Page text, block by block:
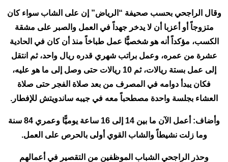
وقال الراجحي بحسب صحيفة “الرياض” إن على الشاب سواء كان
متزوجاً أو أعزبا أن لا يدخر جهداً في العمل والصبر على مشقة
الكسب، مؤكداً أنه هو شخصيًّا عمل طباخاً منذ أن كان في الحادية
عشرة من عمره، وعمل براتب شهري قدره ريال واحد، ثم انتقل
إلى عمل بستة ريالات، ثم 10 ريالات حتى وصل إلى ما هو عليه،
فكان يبدأ دوامه في المصرف من بعد صلاة الفجر حتى صلاة
العشاء بجلسة واحدة مصطحباً معه في جيبه ساندويتش للإفطار.
وأضاف: أعمل الآن ما بين 14 إلى 16 ساعة يوميًّا وعمري 84 سنة
وما زلت نشيطاً والشاب القوي أولى بالحرص على العمل.
وحذر الراجحي الشباب الموظفين من التقصير في أعمالهم